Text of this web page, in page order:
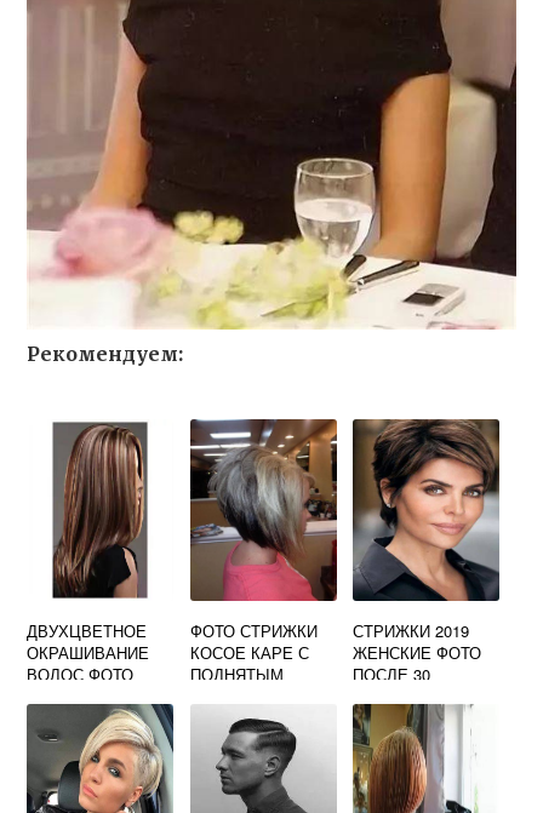
Рекомендуем:
ДВУХЦВЕТНОЕ
ОКРАШИВАНИЕ
ВОЛОС ФОТО
ФОТО СТРИЖКИ
КОСОЕ КАРЕ С
ПОДНЯТЫМ
СТРИЖКИ 2019
ЖЕНСКИЕ ФОТО
ПОСЛЕ 30